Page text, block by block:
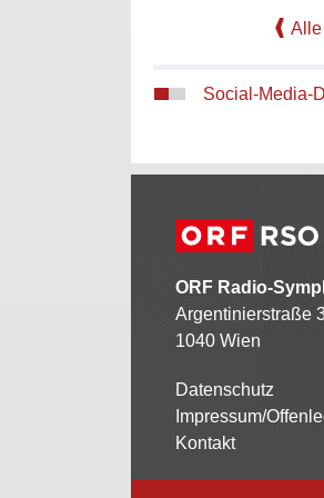
Alle
Social-Media-
ORF Radio-
Argentinierstraße
1040 Wien
Datenschutz
Impressum/
Kontakt